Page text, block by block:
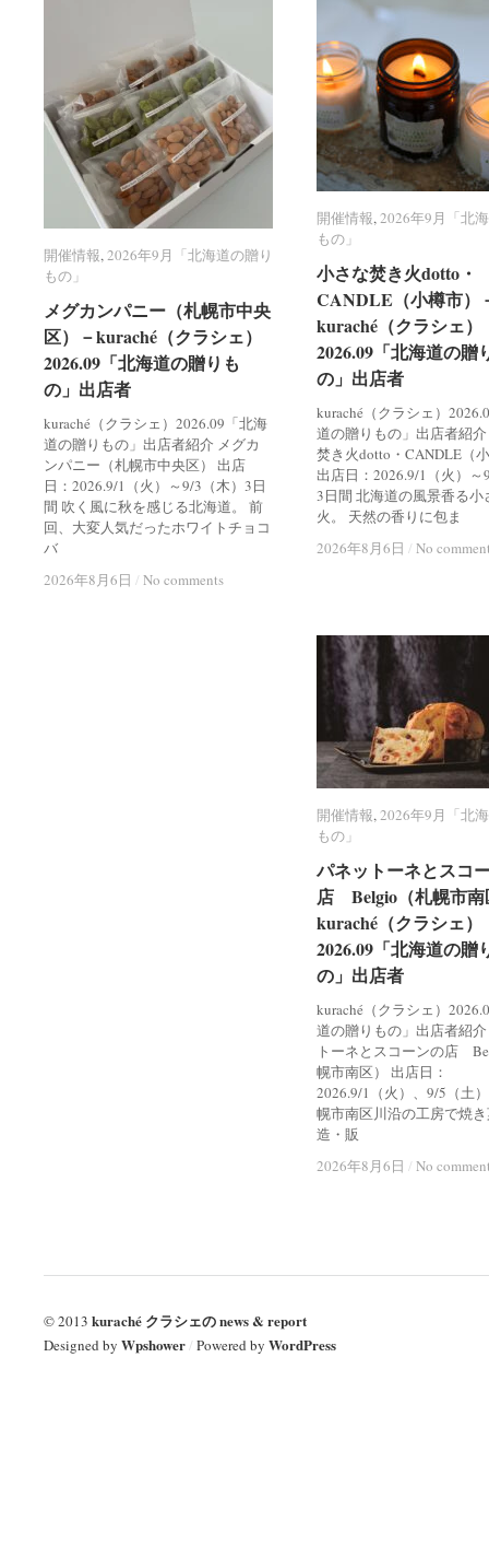
開催情報,2026年9月「北
もの」
小さな焚き火dotto・
CANDLE（小樽市）
kuraché（クラシェ）
2026.09「北海道の贈
の」出店者
kuraché（クラシェ）
道の贈りもの」出店者紹
焚き火dotto・CANDLE（
出店日：2026.9/1（火）～
3日間 北海道の風景香る小
火。 天然の香りに包ま
2026年8月6日 / No
開催情報 2026年9月「北
もの」
小さな焚き火dotto・
CANDLE（小樽市）
kuraché（クラシェ）
2026.09「北海道の贈
の」出店者
2026年8月6日 / No
開催情報,2026年9月「北海道の贈り
もの」
メグカンパニー（札幌市中央
区）－kuraché（クラシェ）
2026.09「北海道の贈りも
の」出店者
kuraché（クラシェ）2026.09「北海
道の贈りもの」出店者紹介 メグカ
ンパニー（札幌市中央区） 出店
日：2026.9/1（火）～9/3（木）3日
間 吹く風に秋を感じる北海道。 前
回、大変人気だったホワイトチョコ
バ
2026年8月6日 / No comments
開催情報 2026年9月「北海道の贈り
もの」
メグカンパニー（札幌市中央
区）－kuraché（クラシェ）
2026.09「北海道の贈りも
の」出店者
2026年8月6日 / No comments
開催情報,2026年9月「北
もの」
パネットーネとスコ
店 Belgio（札幌市南
kuraché（クラシェ）
2026.09「北海道の贈
の」出店者
kuraché（クラシェ）
道の贈りもの」出店者紹
トーネとスコーンの店
幌市南区） 出店日：
2026.9/1（火）、9/5（土
幌市南区川沿の工房で焼
造・販
2026年8月6日 / No
開催情報 2026年9月「北
もの」
パネットーネとスコ
店 Belgio（札幌市南
kuraché（クラシェ）
2026.09「北海道の贈
の」出店者
2026年8月6日 / No
© 2013 kuraché クラシェの news & report
Designed by Wpshower/ Powered by WordPress